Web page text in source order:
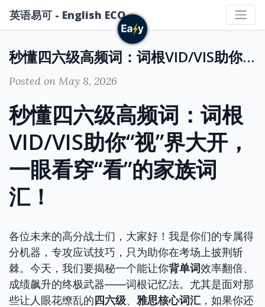
英语易可 - English ECO
秒懂四六级高频词：词根VID/VIS助你“视”界大开，一眼看穿“看”的家族词汇！
Posted on May 8, 2026
秒懂四六级高频词：词根
VID/VIS助你“视”界大开，
一眼看穿“看”的家族词
汇！
各位未来的高分战士们，大家好！我是你们的专属得
分机器，专攻应试技巧，只为助你在考场上披荆斩
棘。今天，我们要揭秘一个能让你背单词效率翻倍、
成绩飙升的终极武器——词根记忆法。尤其是面对那
些让人眼花缭乱的 四六级、 雅思核心词汇 ，如果你还